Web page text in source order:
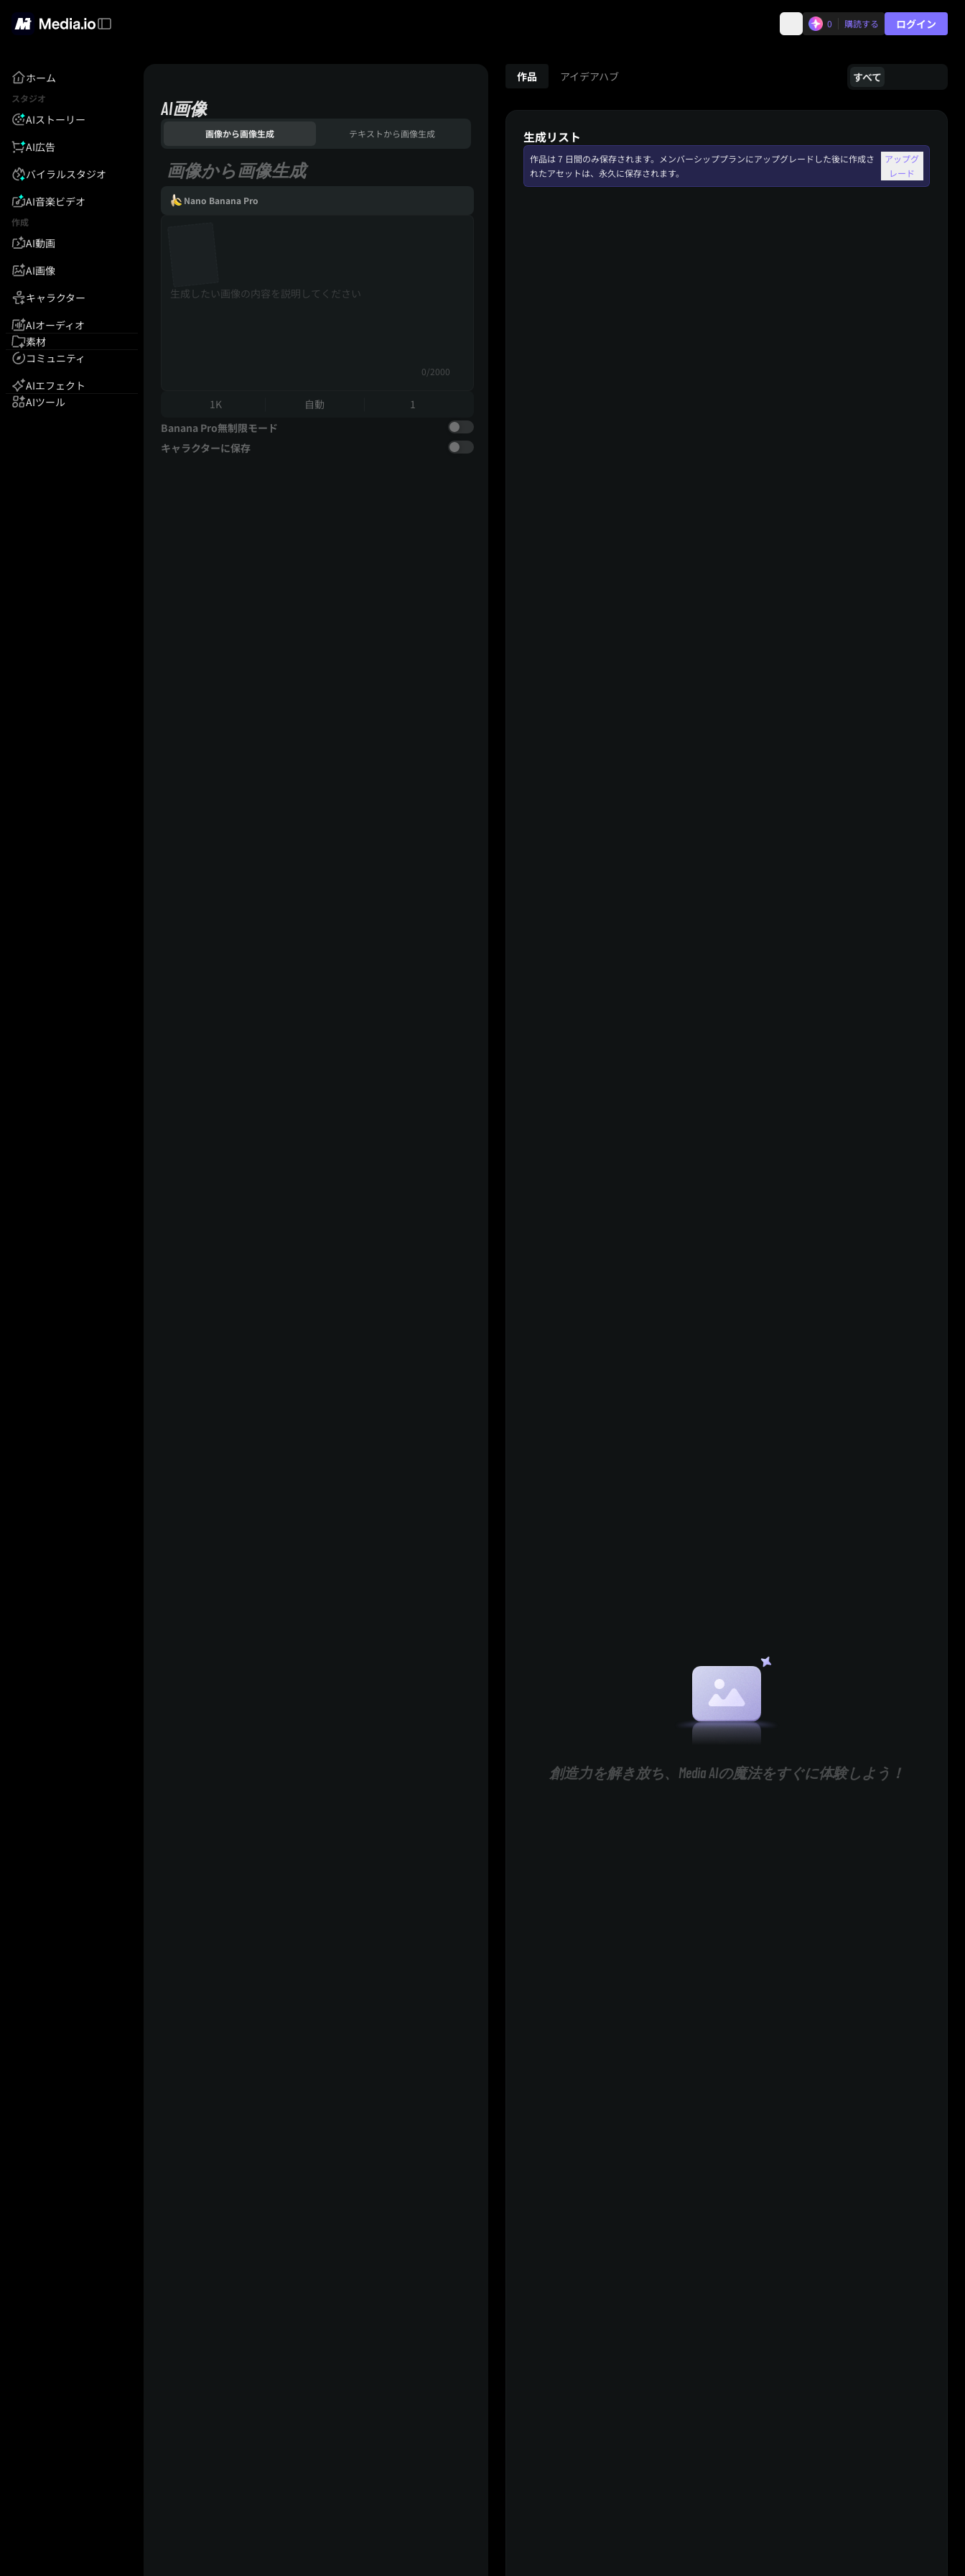
0 購読する ログイン
ホーム
スタジオ
AIストーリー
AI広告
バイラルスタジオ
AI音楽ビデオ
作成
AI動画
AI画像
キャラクター
AIオーディオ
素材
コミュニティ
AIエフェクト
AIツール
AI画像
画像から画像生成 テキストから画像生成
画像から画像生成
Nano Banana Pro
0/2000
1K 自動
1
Banana Pro無制限モード
キャラクターに保存
作品 アイデアハブ すべて
生成リスト
作品は 7 日間のみ保存されます。メンバーシッププランにアップグレードした後に作成さ
れたアセットは、永久に保存されます。
アップグ
レード
創造力を解き放ち、Media AIの魔法をすぐに体験しよう！